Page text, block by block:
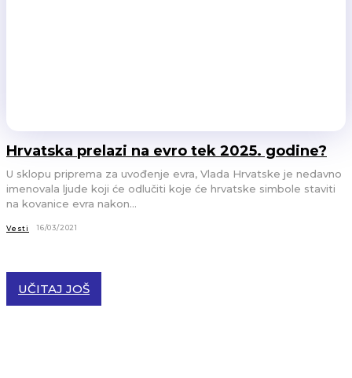
Hrvatska prelazi na evro tek 2025. godine?
U sklopu priprema za uvođenje evra, Vlada Hrvatske je nedavno
imenovala ljude koji će odlučiti koje će hrvatske simbole staviti
na kovanice evra nakon...
Vesti 16/03/2021
UČITAJ JOŠ